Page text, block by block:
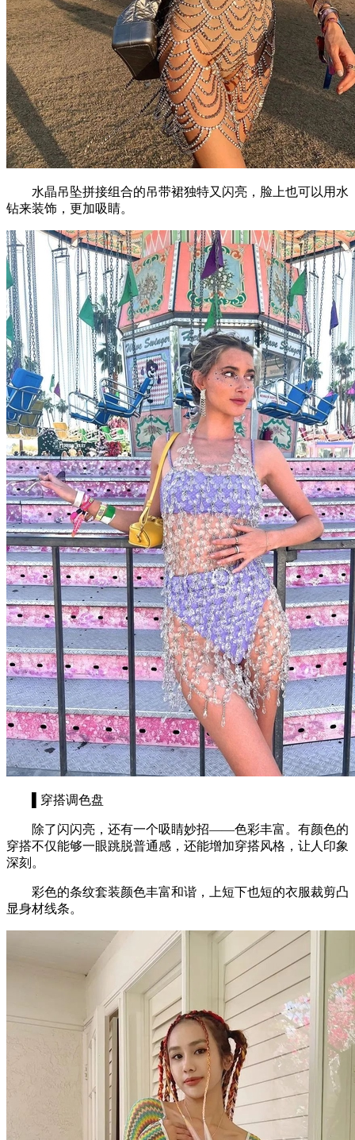
水晶吊坠拼接组合的吊带裙独特又闪亮，脸上也可以用水
钻来装饰，更加吸睛。
▌穿搭调色盘
除了闪闪亮，还有一个吸睛妙招——色彩丰富。有颜色的
穿搭不仅能够一眼跳脱普通感，还能增加穿搭风格，让人印象
深刻。
彩色的条纹套装颜色丰富和谐，上短下也短的衣服裁剪凸
显身材线条。